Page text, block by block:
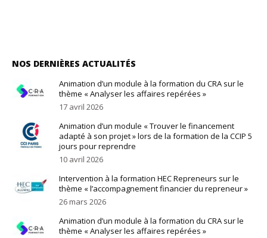
NOS DERNIÈRES ACTUALITÉS
Animation d’un module à la formation du CRA sur le
thème « Analyser les affaires repérées »
17 avril 2026
Animation d’un module « Trouver le financement
adapté à son projet » lors de la formation de la CCIP 5
jours pour reprendre
10 avril 2026
Intervention à la formation HEC Repreneurs sur le
thème « l’accompagnement financier du repreneur »
26 mars 2026
Animation d’un module à la formation du CRA sur le
thème « Analyser les affaires repérées »